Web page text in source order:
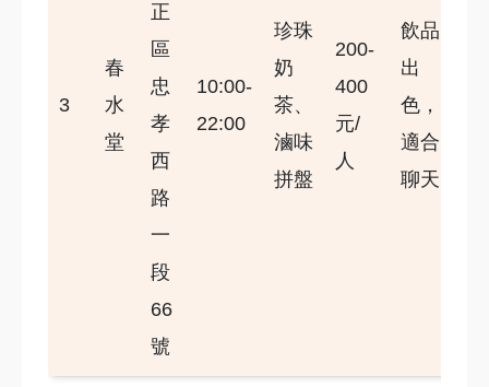
3
春
水
堂
正
區
忠
孝
西
路
一
段
66
號
10:00-
22:00
珍珠
奶
茶、
滷味
拼盤
200-
400
元/
人
飲品
出
色，
適合
聊天